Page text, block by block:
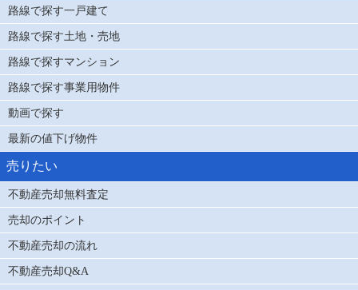
路線で探す一戸建て
路線で探す土地・売地
路線で探すマンション
路線で探す事業用物件
動画で探す
最新の値下げ物件
売りたい
不動産売却無料査定
売却のポイント
不動産売却の流れ
不動産売却Q&A